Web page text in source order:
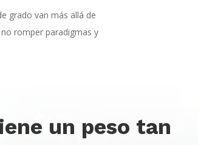
grado van más allá de
romper paradigmas y
un peso tan